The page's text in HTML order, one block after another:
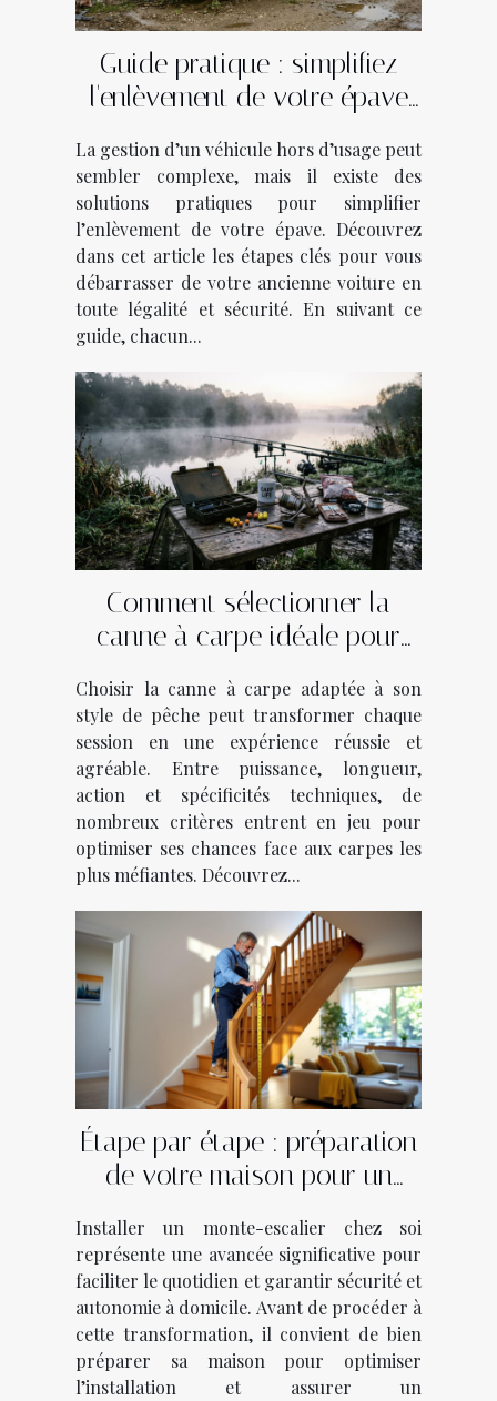
Guide pratique : simplifiez
l'enlèvement de votre épave
La gestion d’un véhicule hors d’usage peut
sembler complexe, mais il existe des
solutions pratiques pour simplifier
l’enlèvement de votre épave. Découvrez
dans cet article les étapes clés pour vous
débarrasser de votre ancienne voiture en
toute légalité et sécurité. En suivant ce
guide, chacun...
Comment sélectionner la
canne à carpe idéale pour
Choisir la canne à carpe adaptée à son
style de pêche peut transformer chaque
session en une expérience réussie et
agréable. Entre puissance, longueur,
action et spécificités techniques, de
nombreux critères entrent en jeu pour
optimiser ses chances face aux carpes les
plus méfiantes. Découvrez...
Étape par étape : préparation
de votre maison pour un
Installer un monte-escalier chez soi
représente une avancée significative pour
faciliter le quotidien et garantir sécurité et
autonomie à domicile. Avant de procéder à
cette transformation, il convient de bien
préparer sa maison pour optimiser
l’installation et assurer un